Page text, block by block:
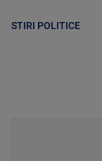
STIRI POLITICE